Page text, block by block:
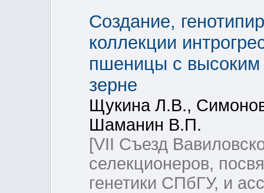
Создание,
коллекции
пшеницы с высоким
зерне
Щукина Л.В.,
Шаманин В.П.
[VII Съезд
селекционеров,
генетики СПбГУ, и